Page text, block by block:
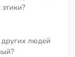
людей